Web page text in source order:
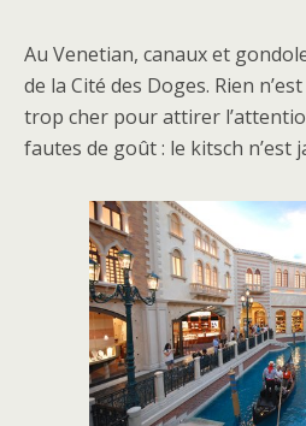
Au Venetian, canaux et
de la Cité des Doges. Rien
trop cher pour attirer
fautes de goût : le kitsch n’est